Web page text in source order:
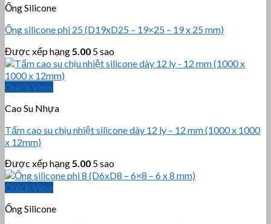
Ống Silicone
Ống silicone phi 25 (D19xD25 – 19×25 – 19 x 25 mm)
Được xếp hạng5.00 5 sao
Quick View
Cao Su Nhựa
Tấm cao su chịu nhiệt silicone dày 12 ly – 12 mm (1000 x 1000
x 12mm)
Được xếp hạng5.00 5 sao
Quick View
Ống Silicone